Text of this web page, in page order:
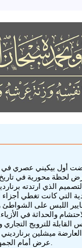
أول بيكيني عصري
العرض لحظة محورية في
الذي ارتدته
التي كانت تغطي
اللبس على
والحداثة في
القابلة للترويج
ميشلين
عرض أمام الجمهور والصحافة في باريس.